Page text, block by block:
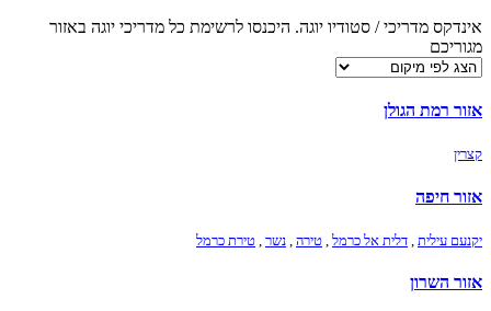
אינדקס מדריכי / סטודיו יוגה. היכנסו לרשימת כל מדריכי יוגה באזור
מגוריכם
אזור רמת הגולן
קצרין
אזור חיפה
יקנעם עילית דלית אל כרמל טירה נשר טירת כרמל
אזור השרון